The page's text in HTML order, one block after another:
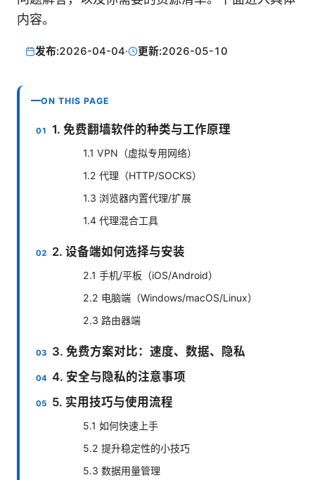
内容。
发布:2026-04-04· 更新:2026-05-10
ON THIS PAGE
1. 免费翻墙软件的种类与工作原理
1.1 VPN（虚拟专用网络）
1.2 代理（HTTP/SOCKS）
1.3 浏览器内置代理/扩展
1.4 代理混合工具
2. 设备端如何选择与安装
2.1 手机/平板（iOS/Android）
2.2 电脑端（Windows/macOS/Linux）
2.3 路由器端
3. 免费方案对比：速度、数据、隐私
4. 安全与隐私的注意事项
5. 实用技巧与使用流程
5.1 如何快速上手
5.2 提升稳定性的小技巧
5.3 数据用量管理